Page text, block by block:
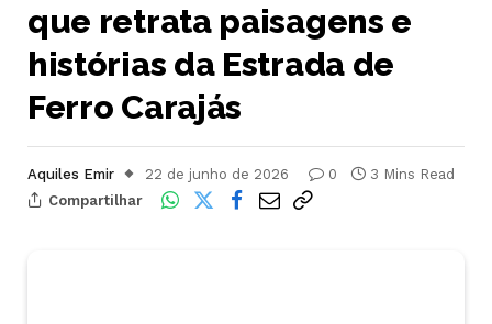
que retrata paisagens e
histórias da Estrada de
Ferro Carajás
Aquiles Emir 22 de junho de 2026 0
3 Mins Read
Compartilhar